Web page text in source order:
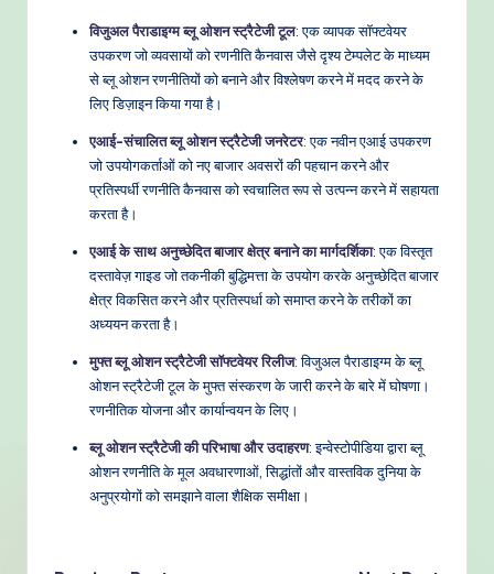
विजुअल पैराडाइग्म ब्लू ओशन स्ट्रैटेजी टूल: एक व्यापक सॉफ्टवेयर
उपकरण जो व्यवसायों को रणनीति कैनवास जैसे दृश्य टेम्पलेट के माध्यम
से ब्लू ओशन रणनीतियों को बनाने और विश्लेषण करने में मदद करने के
लिए डिज़ाइन किया गया है।
एआई-संचालित ब्लू ओशन स्ट्रैटेजी जनरेटर: एक नवीन एआई उपकरण
जो उपयोगकर्ताओं को नए बाजार अवसरों की पहचान करने और
प्रतिस्पर्धी रणनीति कैनवास को स्वचालित रूप से उत्पन्न करने में सहायता
करता है।
एआई के साथ अनुच्छेदित बाजार क्षेत्र बनाने का मार्गदर्शिका: एक विस्तृत
दस्तावेज़ गाइड जो तकनीकी बुद्धिमत्ता के उपयोग करके अनुच्छेदित बाजार
क्षेत्र विकसित करने और प्रतिस्पर्धा को समाप्त करने के तरीकों का
अध्ययन करता है।
मुफ्त ब्लू ओशन स्ट्रैटेजी सॉफ्टवेयर रिलीज: विजुअल पैराडाइग्म के ब्लू
ओशन स्ट्रैटेजी टूल के मुफ्त संस्करण के जारी करने के बारे में घोषणा।
रणनीतिक योजना और कार्यान्वयन के लिए।
ब्लू ओशन स्ट्रैटेजी की परिभाषा और उदाहरण: इन्वेस्टोपीडिया द्वारा ब्लू
ओशन रणनीति के मूल अवधारणाओं, सिद्धांतों और वास्तविक दुनिया के
अनुप्रयोगों को समझाने वाला शैक्षिक समीक्षा।